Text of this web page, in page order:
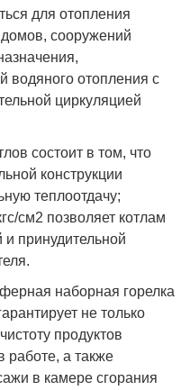
для отопления
сооружений
водяного отопления с
циркуляцией
состоит в том, что
конструкции
теплоотдачу;
см2 позволяет котлам
и принудительной
наборная горелка
не только
продуктов
работе, а также
в камере сгорания